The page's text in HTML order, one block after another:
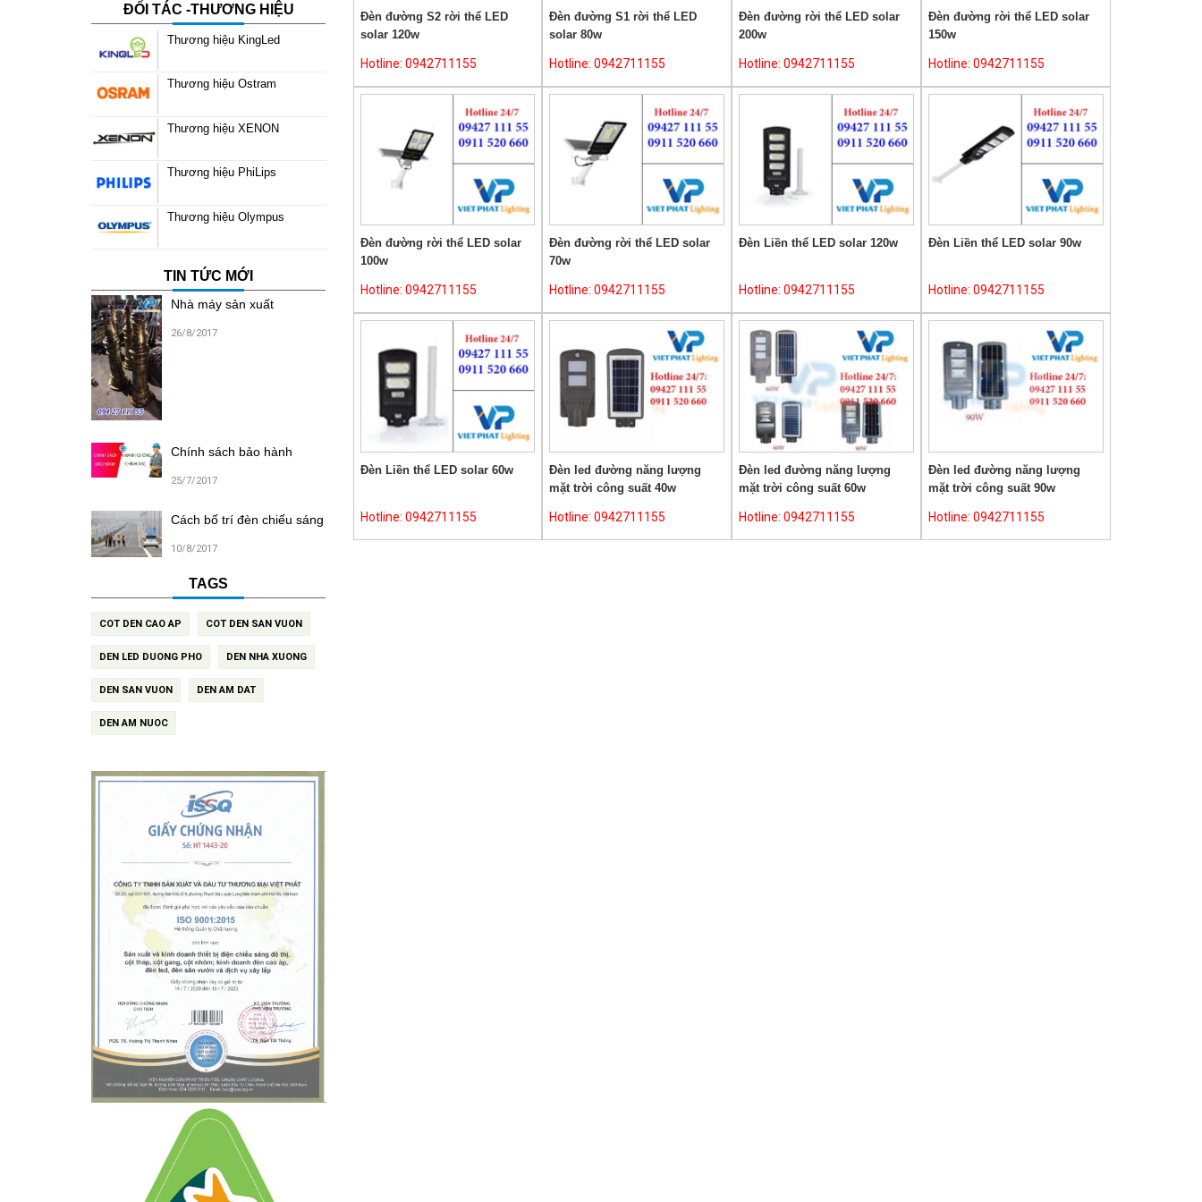
Đèn đường S2 rời thể LED
solar 120w
Hotline: 0942711155
Đèn đường S1 rời thể LED
solar 80w
Hotline: 0942711155
Đèn đường rời thể LED solar
200w
Hotline: 0942711155
Đèn đường rời thể LED solar
150w
Hotline: 0942711155
Đèn đường rời thể LED solar
100w
Hotline: 0942711155
Đèn đường rời thể LED solar
70w
Hotline: 0942711155
Đèn Liền thể LED solar 120w
Hotline: 0942711155
Đèn Liền thể LED solar 90w
Hotline: 0942711155
Đèn Liền thể LED solar 60w
Hotline: 0942711155
Đèn led đường năng lượng
mặt trời công suất 40w
Hotline: 0942711155
Đèn led đường năng lượng
mặt trời công suất 60w
Hotline: 0942711155
Đèn led đường năng lượng
mặt trời công suất 90w
Hotline: 0942711155
ĐỐI TÁC -THƯƠNG HIỆU
Thương hiệu KingLed
Thương hiệu Ostram
Thương hiệu XENON
Thương hiệu PhiLips
Thương hiệu Olympus
TIN TỨC MỚI
Nhà máy sản xuất
26/8/2017
Chính sách bảo hành
25/7/2017
Cách bố trí đèn chiếu sáng
10/8/2017
TAGS
COT DEN CAO AP COT DEN SAN VUON
DEN LED DUONG PHO DEN NHA XUONG
DEN SAN VUON DEN AM DAT
DEN AM NUOC